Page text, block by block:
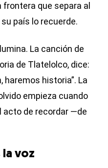
frontera que separa al
país lo recuerde.
La canción de
de Tlatelolco, dice:
haremos historia”. La
empieza cuando
acto de recordar —de
la voz